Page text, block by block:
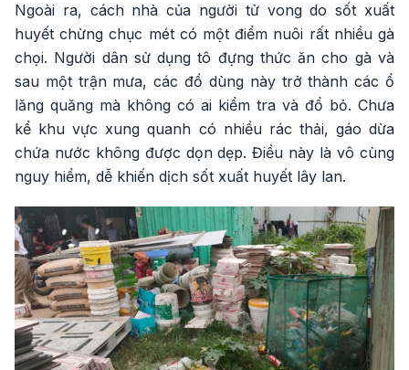
Ngoài ra, cách nhà của người tử vong do sốt xuất
huyết chừng chục mét có một điểm nuôi rất nhiều gà
chọi. Người dân sử dụng tô đựng thức ăn cho gà và
sau một trận mưa, các đồ dùng này trở thành các ổ
lăng quăng mà không có ai kiểm tra và đổ bỏ. Chưa
kể khu vực xung quanh có nhiều rác thải, gáo dừa
chứa nước không được dọn dẹp. Điều này là vô cùng
nguy hiểm, dễ khiến dịch sốt xuất huyết lây lan.